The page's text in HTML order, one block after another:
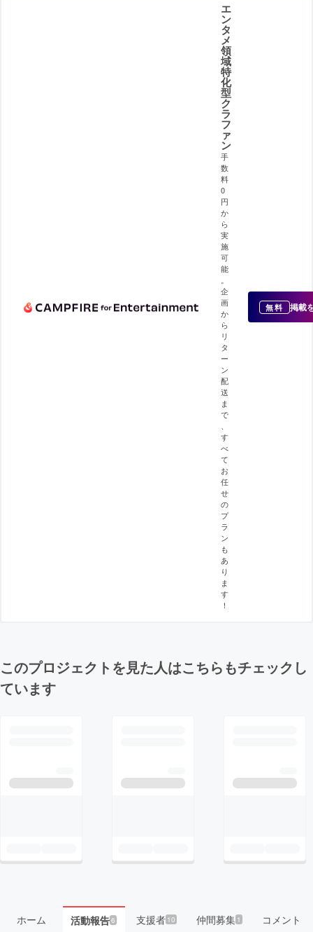
エ
ン
タ
メ
領
域
特
化
型
ク
ラ
フ
ァ
ン
手
数
料
0
円
か
ら
実
施
可
能
。
企
画
か
ら
リ
タ
ー
ン
配
送
ま
で
、
す
べ
て
お
任
せ
の
プ
ラ
ン
も
あ
り
ま
す
！
無料 掲載
このプロジェクトを見た人はこちらもチェックし
ています
ホーム 活動報告6 支援者 10 仲間募集 1 コメント